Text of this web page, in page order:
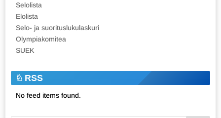
Selolista
Elolista
Selo- ja suorituslukulaskuri
Olympiakomitea
SUEK
RSS
No feed items found.